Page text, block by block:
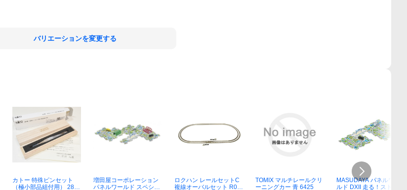
バリエーションを変更する
カトー 特殊ピンセット
（極小部品組付用） 28-7
増田屋コーポレーション
パネルワールド スペシャ
ロクハン レールセットC
複線オーバルセット R06
TOMIX マルチレールクリ
ーニングカー 青 6425
MASUDAYA パネルワー
ルド DXII 走る！ストップ